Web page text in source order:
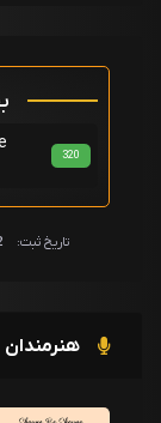
320
تاریخ ثبت:
هنرمندان